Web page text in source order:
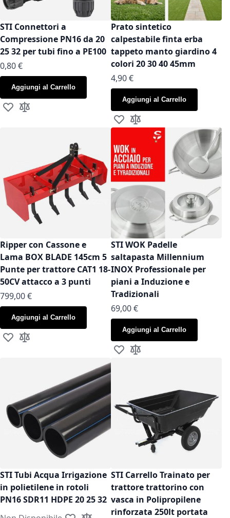
STI Connettori a
Compressione PN16 da 20
25 32 per tubi fino a PE100
As low as
0,80 €
Aggiungi al Carrello
Aggiungi alla lista desideri
Aggiungi al confronto
Prato sintetico
calpestabile finta erba
tappeto manto giardino 4
colori 20 30 40 45mm
As low as
4,90 €
Aggiungi al Carrello
Aggiungi alla lista desideri
Aggiungi al confronto
Ripper con Cassone e
Lama BOX BLADE 145cm 5
Punte per trattore CAT1 18-
50CV attacco a 3 punti
799,00 €
Aggiungi al Carrello
Aggiungi alla lista desideri
Aggiungi al confronto
STI WOK Padelle
saltapasta Millennium
INOX Professionale per
piani a Induzione e
Tradizionali
As low as
69,00 €
Aggiungi al Carrello
Aggiungi alla lista desideri
Aggiungi al confronto
STI Tubi Acqua Irrigazione
in polietilene in rotoli
PN16 SDR11 HDPE 20 25 32
STI Carrello Trainato per
trattore trattorino con
vasca in Polipropilene
rinforzata 250lt portata